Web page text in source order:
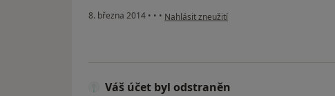
8. března 2014 • • • podle názoru uživatele Váš účet byl odstraněn
Nahlásit zneužití
Váš účet byl odstraněn